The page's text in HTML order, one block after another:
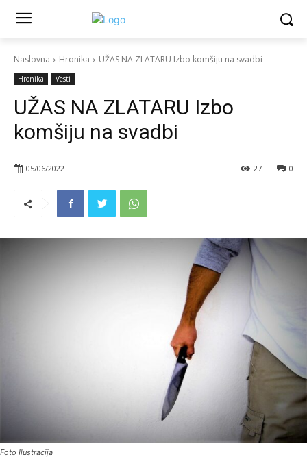
Naslovna Hronika UŽAS NA ZLATARU Izbo komšiju na svadbi
Hronika Vesti
UŽAS NA ZLATARU Izbo
komšiju na svadbi
05/06/2022 0
27
Foto Ilustracija